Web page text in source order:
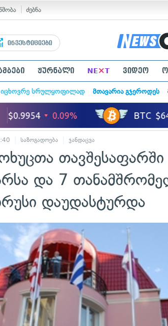
ძებნა
ინვესტიციები
ჟურნალი NE×T ვიდეო
იცხოვრე სრულყოფილად მთავარია გჯეროდეს
საზოგადოება ჯანდაცვა
და 7
დაუდასტურდა